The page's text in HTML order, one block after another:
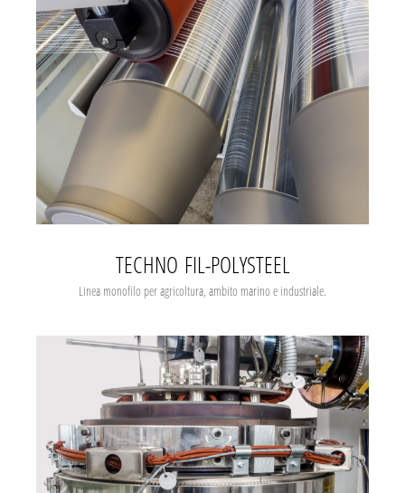
TECHNO FIL-POLYSTEEL
Linea monofilo per agricoltura, ambito marino e industriale.